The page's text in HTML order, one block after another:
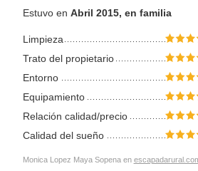
Estuvo en Abril 2015, en familia
Limpieza
Trato del propietario
Entorno
Equipamiento
Relación calidad/precio
Calidad del sueño
Monica Lopez Maya Sopena en